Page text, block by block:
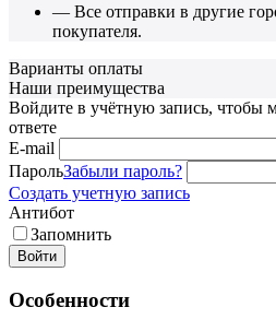
— Все отправки в другие
покупателя.
Варианты оплаты
Наши преимущества
Войдите в учётную запись, чтобы
ответе
E-mail
ПарольЗабыли пароль?
Создать учетную запись
Антибот
Запомнить
Войти
Особенности